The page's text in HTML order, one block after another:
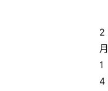
2
月
1
4